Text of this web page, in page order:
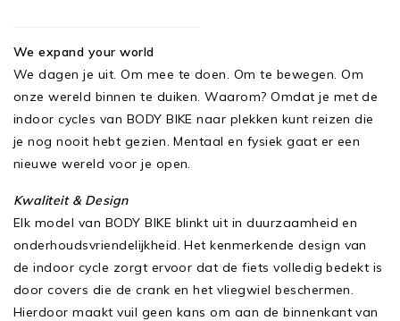
We expand your world
We dagen je uit. Om mee te doen. Om te bewegen. Om
onze wereld binnen te duiken. Waarom? Omdat je met de
indoor cycles van BODY BIKE naar plekken kunt reizen die
je nog nooit hebt gezien. Mentaal en fysiek gaat er een
nieuwe wereld voor je open.
Kwaliteit & Design
Elk model van BODY BIKE blinkt uit in duurzaamheid en
onderhoudsvriendelijkheid. Het kenmerkende design van
de indoor cycle zorgt ervoor dat de fiets volledig bedekt is
door covers die de crank en het vliegwiel beschermen.
Hierdoor maakt vuil geen kans om aan de binnenkant van